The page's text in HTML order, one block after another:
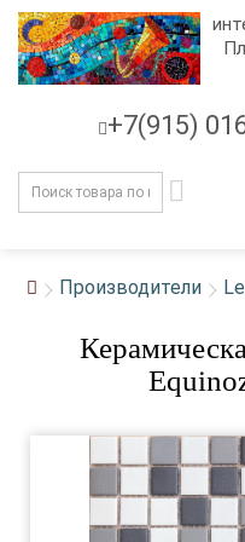
+7(915)
Производители